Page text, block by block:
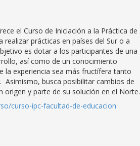
el Curso de Iniciación a la Práctica de
prácticas en países del Sur o a
es dotar a los participantes de una
así como de un conocimiento
la experiencia sea más fructífera tanto
busca posibilitar cambios de
origen y parte de su solución en el Norte.
curso-ipc-facultad-de-educacion